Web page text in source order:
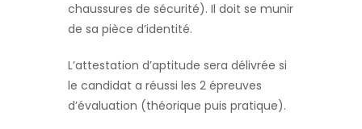
chaussures de sécurité). Il doit se munir
de sa pièce d’identité.
L’attestation d’aptitude sera délivrée si
le candidat a réussi les 2 épreuves
d’évaluation (théorique puis pratique).